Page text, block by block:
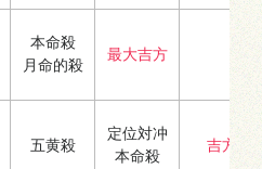
本命殺
月命的殺
最大吉方
五黄殺
定位対冲
本命殺
吉方